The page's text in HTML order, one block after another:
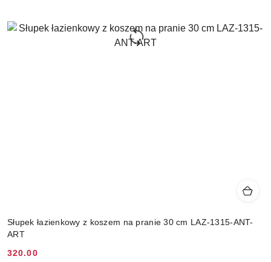
Słupek łazienkowy z koszem na pranie 30 cm LAZ-1315-ANT-
ART
Cena
320.00